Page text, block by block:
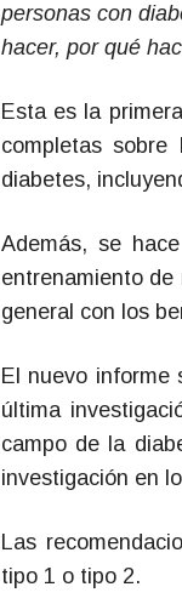
personas con
hacer, por qué
Esta es la
completas
diabetes,
Además, se
entrenamiento
general con los
El nuevo informe
última
campo de la
investigación en
Las
tipo 1 o tipo 2.